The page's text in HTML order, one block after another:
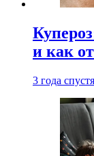
и как
3 года спустя